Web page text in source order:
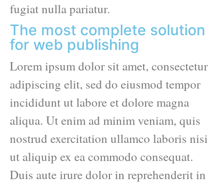
fugiat nulla pariatur.
The most complete solution
for web publishing
Lorem ipsum dolor sit amet, consectetur
adipiscing elit, sed do eiusmod tempor
incididunt ut labore et dolore magna
aliqua. Ut enim ad minim veniam, quis
nostrud exercitation ullamco laboris nisi
ut aliquip ex ea commodo consequat.
Duis aute irure dolor in reprehenderit in